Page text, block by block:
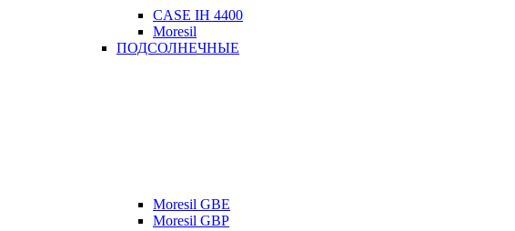
CASE IH 4400
Moresil
ПОДСОЛНЕЧНЫЕ
Moresil GBE
Moresil GBP